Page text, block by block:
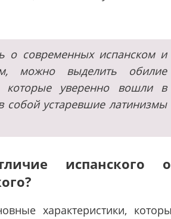
о современных испанском и
можно выделить обилие
которые уверенно вошли в
собой устаревшие латинизмы
испанского
характеристики,